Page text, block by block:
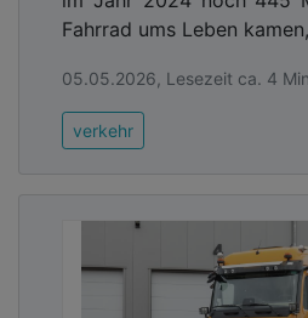
Fahrrad ums Leben
05.05.2026, Lesezeit ca. 4
verkehr